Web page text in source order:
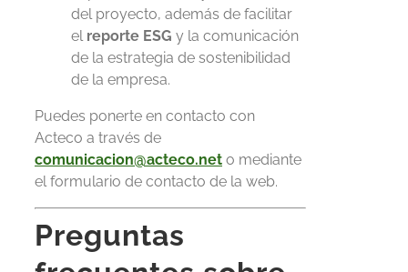
del proyecto, además de facilitar
el reporte ESG y la comunicación
de la estrategia de sostenibilidad
de la empresa.
Puedes ponerte en contacto con
Acteco a través de
comunicacion@acteco.net o mediante
el formulario de contacto de la web.
Preguntas